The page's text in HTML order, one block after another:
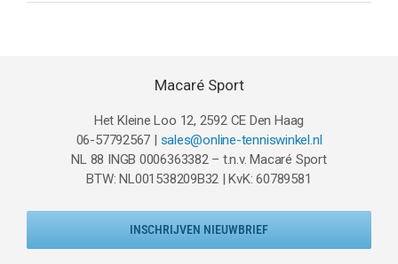
Macaré Sport
Het Kleine Loo 12, 2592 CE Den Haag
06-57792567 | sales@online-tenniswinkel.nl
NL 88 INGB 0006363382 – t.n.v. Macaré Sport
BTW: NL001538209B32 | KvK: 60789581
INSCHRIJVEN NIEUWBRIEF